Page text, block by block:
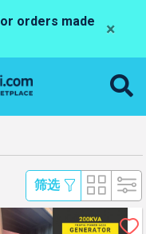
orders made
×
筛选